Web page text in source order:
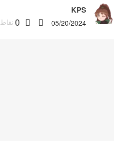
KPS
05/20/2024
0 نقاط